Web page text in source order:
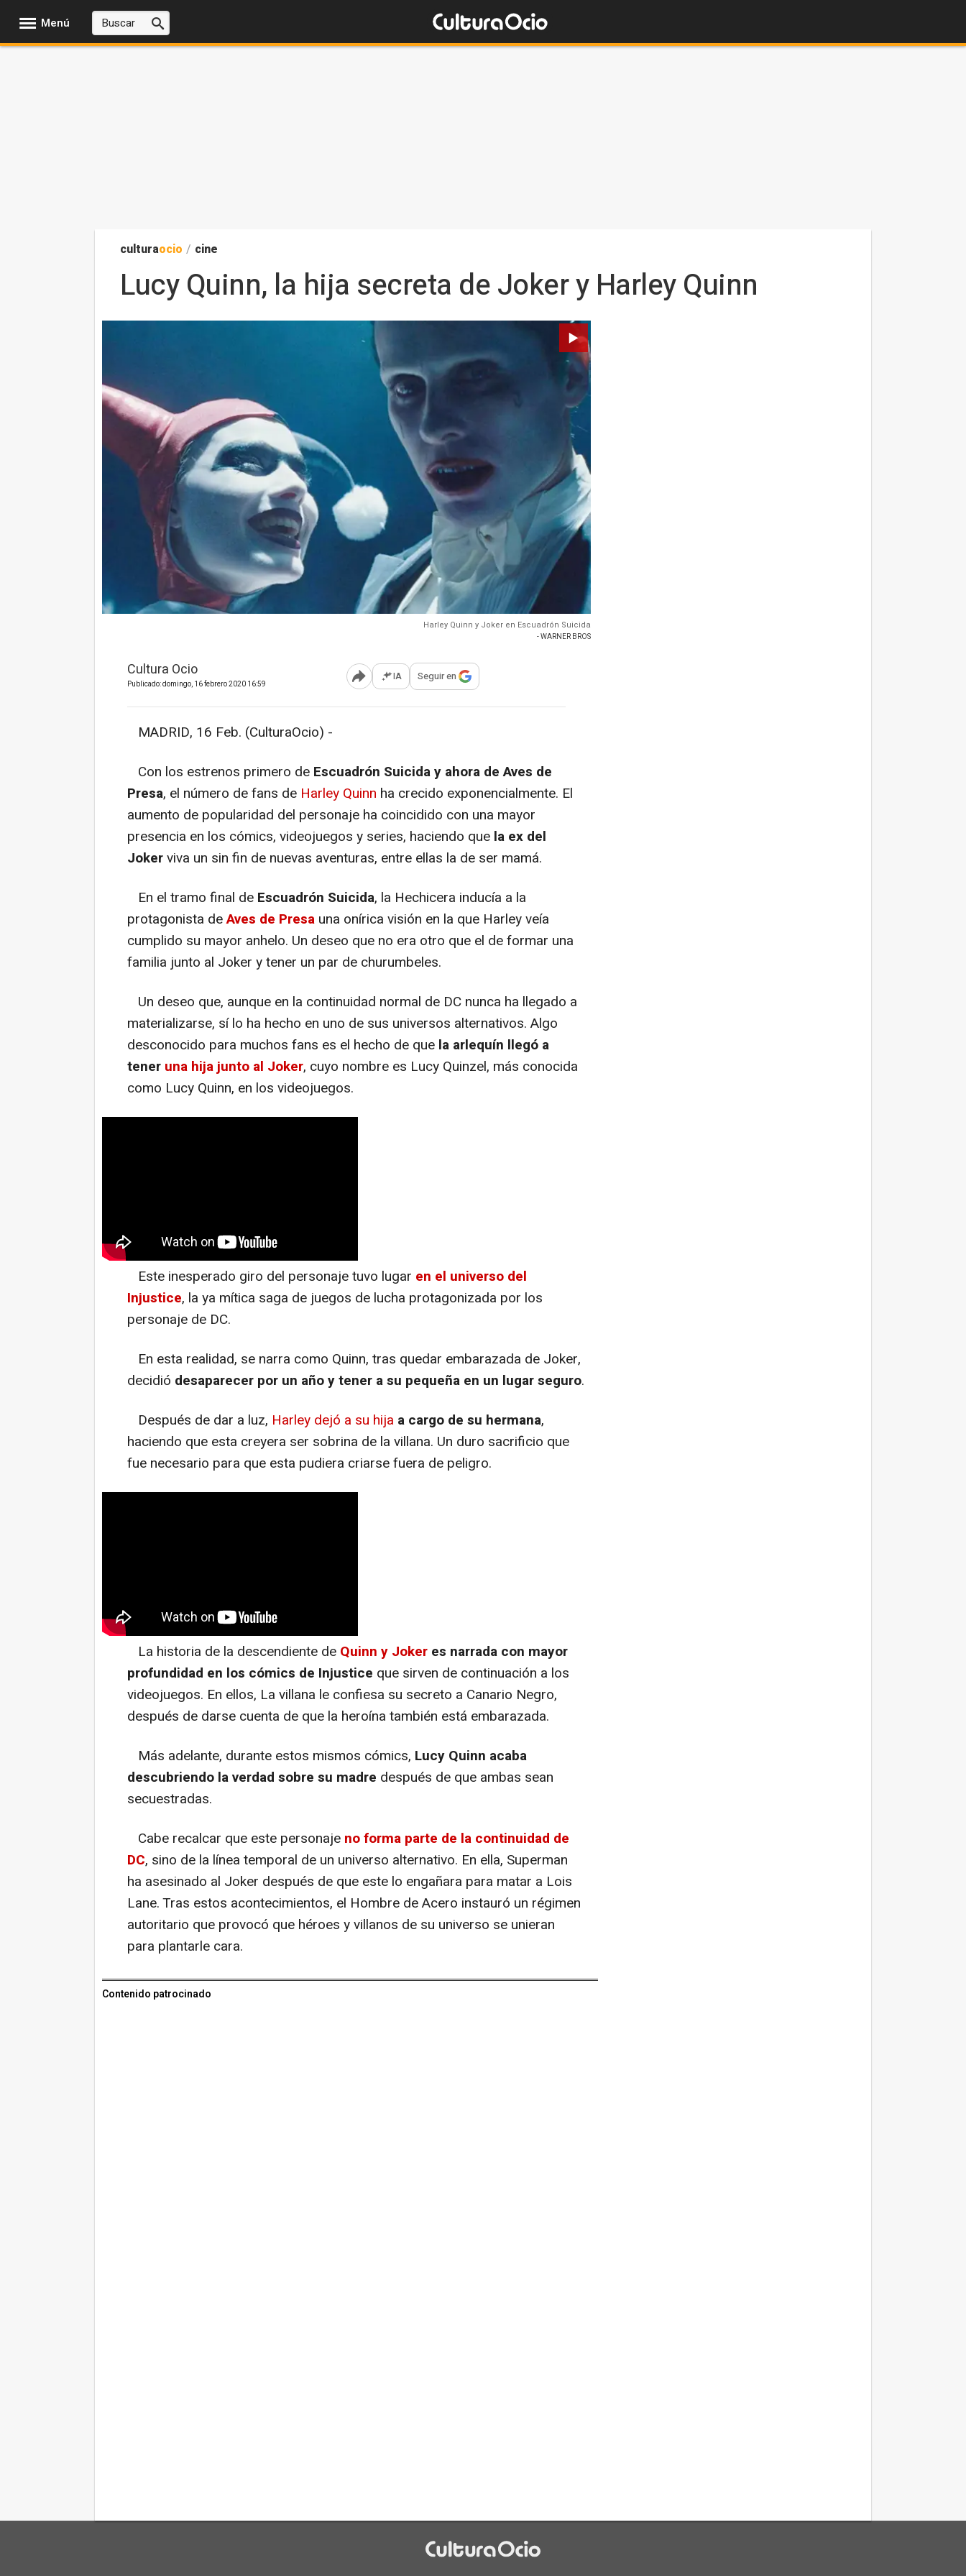
Menú
culturaocio / cine
Lucy Quinn, la hija secreta de Joker y Harley Quinn
Harley Quinn y Joker en Escuadrón Suicida
- WARNER BROS
Cultura Ocio
Publicado: domingo, 16 febrero 2020 16:59 Abrir opciones para compartir
IA Seguir en
MADRID, 16 Feb. (CulturaOcio) -
Con los estrenos primero de Escuadrón Suicida y ahora de Aves de
Presa, el número de fans de Harley Quinn ha crecido exponencialmente. El
aumento de popularidad del personaje ha coincidido con una mayor
presencia en los cómics, videojuegos y series, haciendo que la ex del
Jokerviva un sin fin de nuevas aventuras, entre ellas la de ser mamá.
En el tramo final de Escuadrón Suicida, la Hechicera inducía a la
protagonista deAves de Presa una onírica visión en la que Harley veía
cumplido su mayor anhelo. Un deseo que no era otro que el de formar una
familia junto al Joker y tener un par de churumbeles.
Un deseo que, aunque en la continuidad normal de DC nunca ha llegado a
materializarse, sí lo ha hecho en uno de sus universos alternativos. Algo
desconocido para muchos fans es el hecho de que la arlequín llegó a
tener una hija junto al Joker, cuyo nombre es Lucy Quinzel, más conocida
como Lucy Quinn, en los videojuegos.
Este inesperado giro del personaje tuvo lugar en el universo del
Injustice, la ya mítica saga de juegos de lucha protagonizada por los
personaje de DC.
En esta realidad, se narra como Quinn, tras quedar embarazada de Joker,
decidió desaparecer por un año y tener a su pequeña en un lugar seguro.
Después de dar a luz, Harley dejó a su hija a cargo de su hermana,
haciendo que esta creyera ser sobrina de la villana. Un duro sacrificio que
fue necesario para que esta pudiera criarse fuera de peligro.
La historia de la descendiente de Quinn y Joker es narrada con mayor
profundidad en los cómics de Injustice que sirven de continuación a los
videojuegos. En ellos, La villana le confiesa su secreto a Canario Negro,
después de darse cuenta de que la heroína también está embarazada.
Más adelante, durante estos mismos cómics, Lucy Quinn acaba
descubriendo la verdad sobre su madre después de que ambas sean
secuestradas.
Cabe recalcar que este personaje no forma parte de la continuidad de
DC, sino de la línea temporal de un universo alternativo. En ella, Superman
ha asesinado al Joker después de que este lo engañara para matar a Lois
Lane. Tras estos acontecimientos, el Hombre de Acero instauró un régimen
autoritario que provocó que héroes y villanos de su universo se unieran
para plantarle cara.
Contenido patrocinado